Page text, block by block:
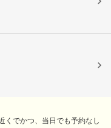
くでかつ、当日でも予約なし